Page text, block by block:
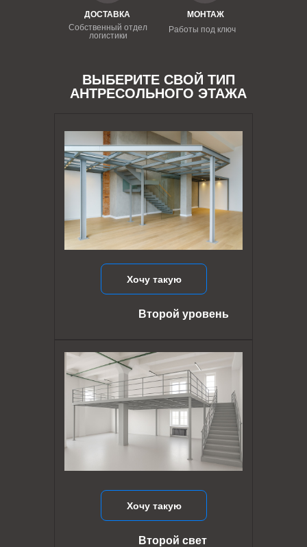
ДОСТАВКА
Собственный отдел
логистики
МОНТАЖ
Работы под ключ
ВЫБЕРИТЕ СВОЙ ТИП
АНТРЕСОЛЬНОГО ЭТАЖА
Хочу такую
Второй свет
Хочу такую
Второй уровень